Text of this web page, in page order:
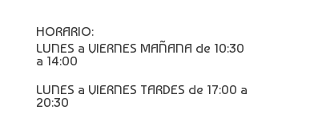
HORARIO:
LUNES a VIERNES MAÑANA de 10:30
a 14:00
LUNES a VIERNES TARDES de 17:00 a
20:30